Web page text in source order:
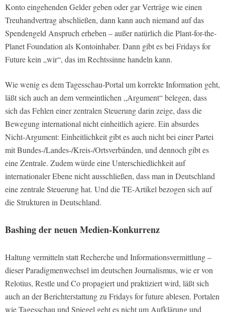
Konto eingehenden Gelder geben oder gar Verträge wie einen
Treuhandvertrag abschließen, dann kann auch niemand auf das
Spendengeld Anspruch erheben – außer natürlich die Plant-for-the-
Planet Foundation als Kontoinhaber. Dann gibt es bei Fridays for
Future kein „wir“, das im Rechtssinne handeln kann.
Wie wenig es dem Tagesschau-Portal um korrekte Information geht,
läßt sich auch an dem vermeintlichen „Argument“ belegen, dass
sich das Fehlen einer zentralen Steuerung darin zeige, dass die
Bewegung international nicht einheitlich agiere. Ein absurdes
Nicht-Argument: Einheitlichkeit gibt es auch nicht bei einer Partei
mit Bundes-/Landes-/Kreis-/Ortsverbänden, und dennoch gibt es
eine Zentrale. Zudem würde eine Unterschiedlichkeit auf
internationaler Ebene nicht ausschließen, dass man in Deutschland
eine zentrale Steuerung hat. Und die TE-Artikel bezogen sich auf
die Strukturen in Deutschland.
Bashing der neuen Medien-Konkurrenz
Haltung vermitteln statt Recherche und Informationsvermittlung –
dieser Paradigmenwechsel im deutschen Journalismus, wie er von
Relotius, Restle und Co propagiert und praktiziert wird, läßt sich
auch an der Berichterstattung zu Fridays for future ablesen. Portalen
wie Tagesschau und Spiegel geht es nicht um Aufklärung und